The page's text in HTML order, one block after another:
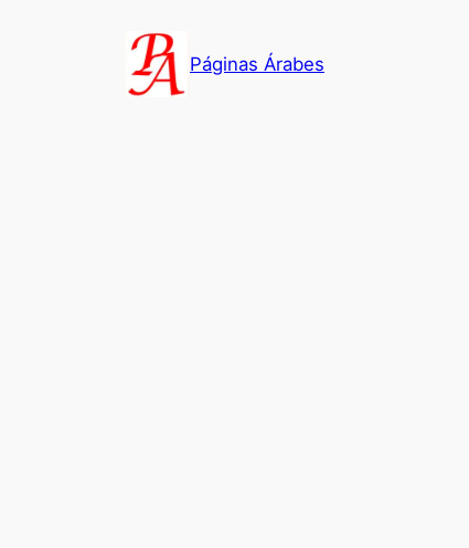
Páginas Árabes